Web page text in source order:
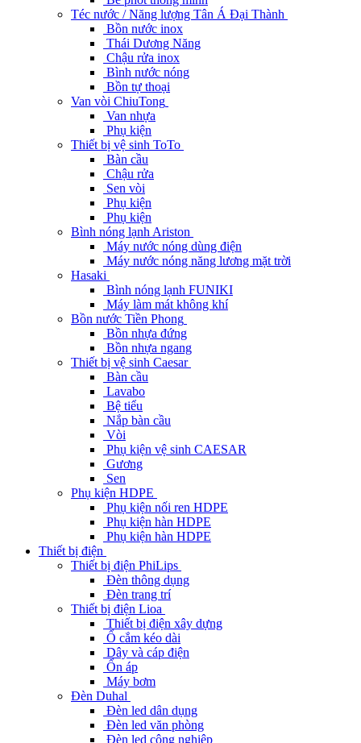
Téc nước / Năng lượng Tân Á Đại Thành
Bồn nước inox
Thái Dương Năng
Chậu rửa inox
Bình nước nóng
Bồn tự thoại
Van vòi ChiuTong
Van nhựa
Phụ kiện
Thiết bị vệ sinh ToTo
Bàn cầu
Chậu rửa
Sen vòi
Phụ kiện
Phụ kiện
Bình nóng lạnh Ariston
Máy nước nóng dùng điện
Máy nước nóng năng lương mặt trời
Hasaki
Bình nóng lạnh FUNIKI
Máy làm mát không khí
Bồn nước Tiền Phong
Bồn nhựa đứng
Bồn nhựa ngang
Thiết bị vệ sinh Caesar
Bàn cầu
Lavabo
Bệ tiểu
Nắp bàn cầu
Vòi
Phụ kiện vệ sinh CAESAR
Gương
Sen
Phụ kiện HDPE
Phụ kiện nối ren HDPE
Phụ kiện hàn HDPE
Phụ kiện hàn HDPE
Thiết bị điện
Thiết bị điện PhiLips
Đèn thông dụng
Đèn trang trí
Thiết bị điện Lioa
Thiết bị điện xây dựng
Ổ cắm kéo dài
Dây và cáp điện
Ổn áp
Máy bơm
Đèn Duhal
Đèn led dân dụng
Đèn led văn phòng
Đèn led công nghiệp